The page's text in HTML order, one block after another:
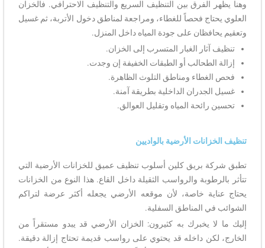
وهنا يظهر الفرق بين التنظيف السريع والتنظيف الاحترافي. فالخزان
العلوي يحتاج فحصاً للغطاء، ومراجعة لمناطق دخول الأتربة، ثم غسيل
وتعقيم يحافظان على جودة المياه داخل المنزل.
تنظيف آثار الغبار المتسرب إلى الخزان.
إزالة الطحالب أو الطبقات الخفيفة إن وجدت.
فحص الغطاء ومناطق التلوث الظاهرة.
غسيل الجدران الداخلية بطريقة آمنة.
تحسين رائحة المياه وتقليل العوالق.
تنظيف الخزانات الأرضية بالواديين
تطبق شركة بريق كلين أسلوب تنظيف عميق للخزانات الأرضية التي
تتأثر بالرطوبة والرواسب الثقيلة داخل القاع. هذا النوع من الخزانات
يحتاج عناية خاصة، لأن موقعه الأرضي يجعله أكثر عرضة لتراكم
الشوائب في المناطق السفلية.
إليك ما لا يخبرك به كثيرون: الخزان الأرضي قد يبدو مستقراً من
الخارج، لكن داخله قد يحتوي على رواسب قديمة تحتاج إزالة دقيقة.